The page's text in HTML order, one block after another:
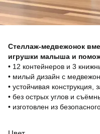
Стеллаж-медвежонок
игрушки малыша и
• 12 контейнеров и 3
• милый дизайн с
• устойчивая
• без острых углов и
• изготовлен из